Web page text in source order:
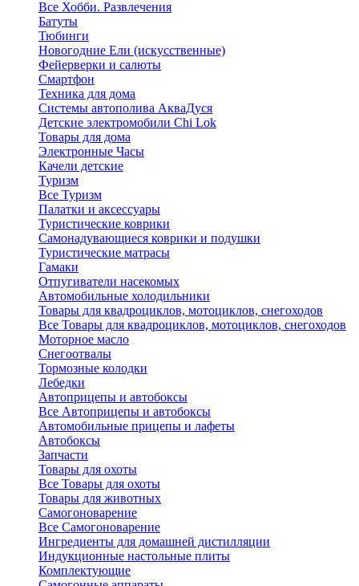
Все Хобби. Развлечения
Батуты
Тюбинги
Новогодние Ели (искусственные)
Фейерверки и салюты
Смартфон
Техника для дома
Системы автополива АкваДуся
Детские электромобили Chi Lok
Товары для дома
Электронные Часы
Качели детские
Туризм
Все Туризм
Палатки и аксессуары
Туристические коврики
Самонадувающиеся коврики и подушки
Туристические матрасы
Гамаки
Отпугиватели насекомых
Автомобильные холодильники
Товары для квадроциклов, мотоциклов, снегоходов
Все Товары для квадроциклов, мотоциклов, снегоходов
Моторное масло
Снегоотвалы
Тормозные колодки
Лебедки
Автоприцепы и автобоксы
Все Автоприцепы и автобоксы
Автомобильные прицепы и лафеты
Автобоксы
Запчасти
Товары для охоты
Все Товары для охоты
Товары для животных
Самогоноварение
Все Самогоноварение
Ингредиенты для домашней дистилляции
Индукционные настольные плиты
Комплектующие